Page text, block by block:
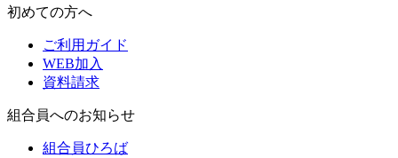
初めての方へ
ご利用ガイド
WEB加入
資料請求
組合員へのお知らせ
組合員ひろば